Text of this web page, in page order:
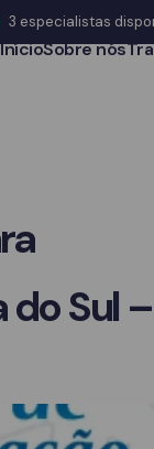
InícioSobre nós
Sul –
3 especialistas